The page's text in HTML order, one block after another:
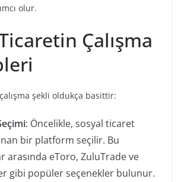
olur.
Çalışma
şekli oldukça basittir:
: Öncelikle, sosyal ticaret
bir platform seçilir. Bu
arasında eToro, ZuluTrade ve
gibi popüler seçenekler bulunur.